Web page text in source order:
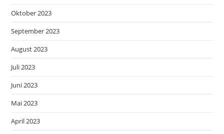
Oktober 2023
September 2023
August 2023
Juli 2023
Juni 2023
Mai 2023
April 2023